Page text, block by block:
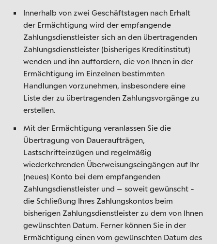
Innerhalb von zwei Geschäftstagen nach Erhalt
der Ermächtigung wird der empfangende
Zahlungsdienstleister sich an den übertragenden
Zahlungsdienstleister (bisheriges Kreditinstitut)
wenden und ihn auffordern, die von Ihnen in der
Ermächtigung im Einzelnen bestimmten
Handlungen vorzunehmen, insbesondere eine
Liste der zu übertragenden Zahlungsvorgänge zu
erstellen.
Mit der Ermächtigung veranlassen Sie die
Übertragung von Daueraufträgen,
Lastschrifteinzügen und regelmäßig
wiederkehrenden Überweisungseingängen auf Ihr
(neues) Konto bei dem empfangenden
Zahlungsdienstleister und – soweit gewünscht -
die Schließung Ihres Zahlungskontos beim
bisherigen Zahlungsdienstleister zu dem von Ihnen
gewünschten Datum. Ferner können Sie in der
Ermächtigung einen vom gewünschten Datum des